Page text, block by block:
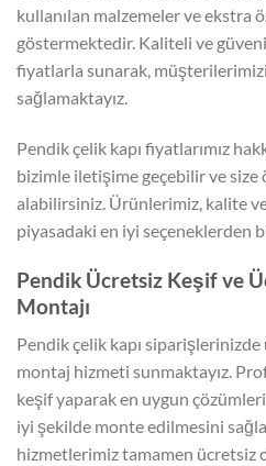
kullanılan malzemeler ve ekstra
göstermektedir. Kaliteli ve
fiyatlarla sunarak,
sağlamaktayız.
Pendik çelik kapı fiyatlarımız
bizimle iletişime geçebilir ve
alabilirsiniz. Ürünlerimiz, kalite
piyasadaki en iyi seçeneklerden
Pendik Ücretsiz Keşif ve
Montajı
Pendik çelik kapı
montaj hizmeti sunmaktayız.
keşif yaparak en uygun çözümleri
iyi şekilde monte edilmesini
hizmetlerimiz tamamen ücretsiz